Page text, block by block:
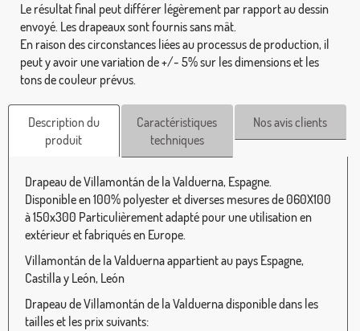
Le résultat final peut différer légèrement par rapport au dessin
envoyé. Les drapeaux sont fournis sans mât.
En raison des circonstances liées au processus de production, il
peut y avoir une variation de +/- 5% sur les dimensions et les
tons de couleur prévus.
Description du
produit
Caractéristiques
techniques
Nos avis clients
Drapeau de Villamontán de la Valduerna, Espagne.
Disponible en 100% polyester et diverses mesures de 060X100
à 150x300 Particulièrement adapté pour une utilisation en
extérieur et fabriqués en Europe.
Villamontán de la Valduerna appartient au pays Espagne,
Castilla y León, León
Drapeau de Villamontán de la Valduerna disponible dans les
tailles et les prix suivants: